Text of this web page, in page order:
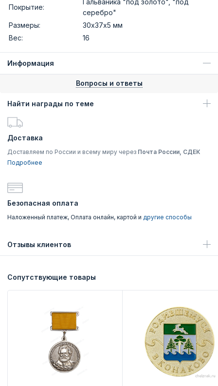
Покрытие:
серебро"
Размеры:
30х37х5 мм
Вес:
16
Информация
Вопросы и ответы
Найти награды по теме
Доставка
Доставляем по России и всему миру через Почта России, СДЕК
Подробнее
Безопасная оплата
Наложенный платеж, Оплата онлайн, картой и другие способы
Отзывы клиентов
Сопутствующие товары